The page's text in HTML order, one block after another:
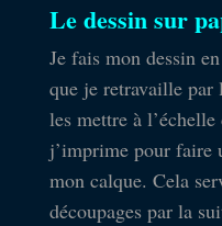
Le dessin sur
Je fais mon dessin
que je retravaille par
les mettre à
j’imprime pour faire
mon calque. Cela
découpages par la